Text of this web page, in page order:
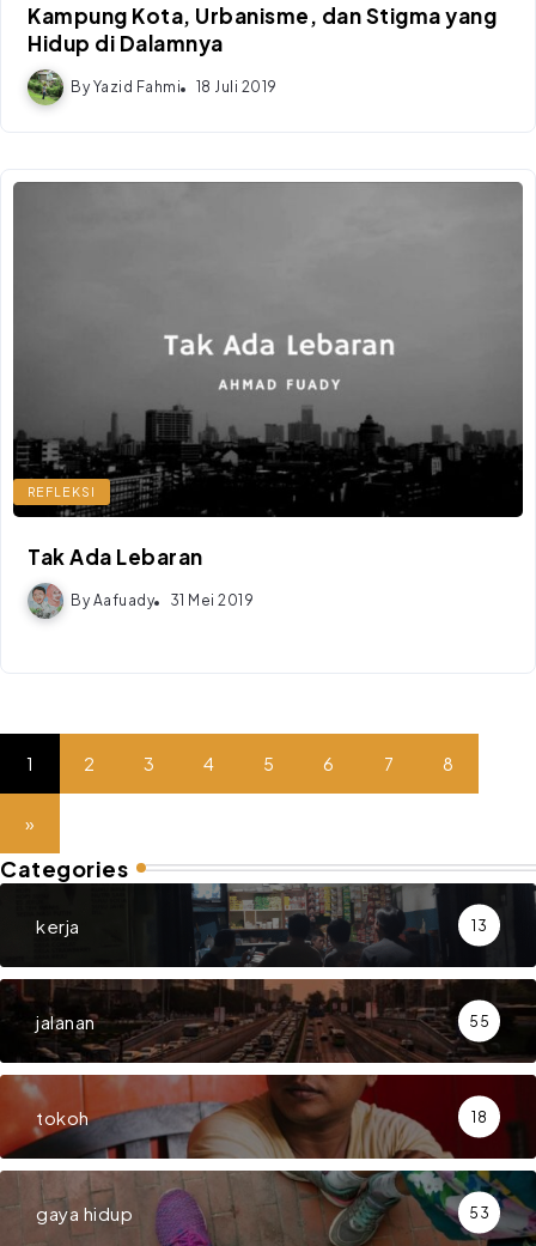
Kampung Kota, Urbanisme, dan Stigma yang
Hidup di Dalamnya
By Yazid Fahmi 18 Juli 2019
REFLEKSI
Tak Ada Lebaran
By Aafuady 31 Mei 2019
1 2 3 4 5 6 7 8
»
Categories
kerja 13
jalanan 55
tokoh 18
gaya hidup 53